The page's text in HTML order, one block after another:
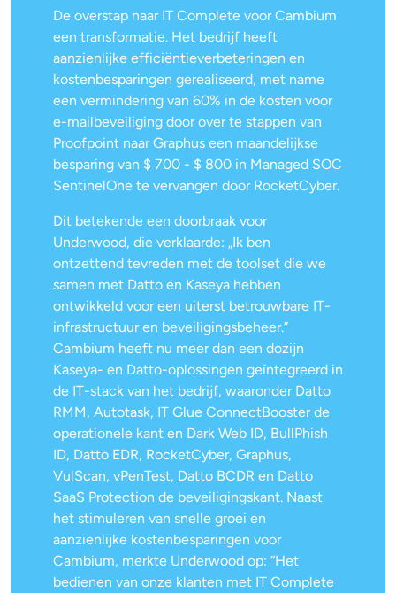
De overstap naar IT Complete voor Cambium
een transformatie. Het bedrijf heeft
aanzienlijke efficiëntieverbeteringen en
kostenbesparingen gerealiseerd, met name
een vermindering van 60% in de kosten voor
e-mailbeveiliging door over te stappen van
Proofpoint naar Graphus een maandelijkse
besparing van $ 700 - $ 800 in Managed SOC
SentinelOne te vervangen door RocketCyber.
Dit betekende een doorbraak voor
Underwood, die verklaarde: „Ik ben
ontzettend tevreden met de toolset die we
samen met Datto en Kaseya hebben
ontwikkeld voor een uiterst betrouwbare IT-
infrastructuur en beveiligingsbeheer.”
Cambium heeft nu meer dan een dozijn
Kaseya- en Datto-oplossingen geïntegreerd in
de IT-stack van het bedrijf, waaronder Datto
RMM, Autotask, IT Glue ConnectBooster de
operationele kant en Dark Web ID, BullPhish
ID, Datto EDR, RocketCyber, Graphus,
VulScan, vPenTest, Datto BCDR en Datto
SaaS Protection de beveiligingskant. Naast
het stimuleren van snelle groei en
aanzienlijke kostenbesparingen voor
Cambium, merkte Underwood op: “Het
bedienen van onze klanten met IT Complete